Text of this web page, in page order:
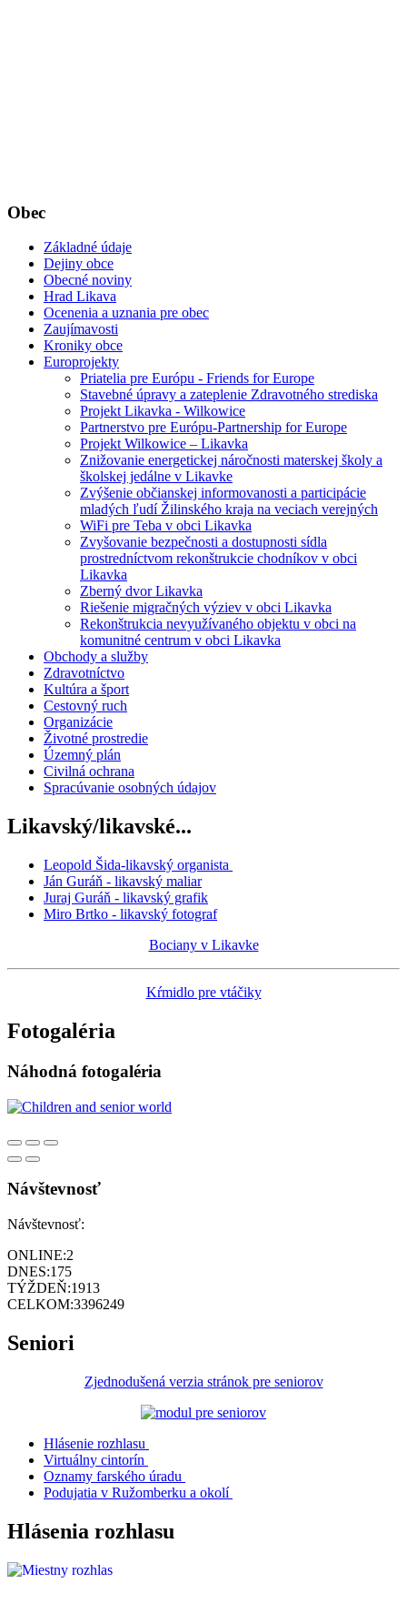
Obec
Základné údaje
Dejiny obce
Obecné noviny
Hrad Likava
Ocenenia a uznania pre obec
Zaujímavosti
Kroniky obce
Europrojekty
Priatelia pre Európu - Friends for Europe
Stavebné úpravy a zateplenie Zdravotného strediska
Projekt Likavka - Wilkowice
Partnerstvo pre Európu-Partnership for Europe
Projekt Wilkowice – Likavka
Znižovanie energetickej náročnosti materskej školy a
školskej jedálne v Likavke
Zvýšenie občianskej informovanosti a participácie
mladých ľudí Žilinského kraja na veciach verejných
WiFi pre Teba v obci Likavka
Zvyšovanie bezpečnosti a dostupnosti sídla
prostredníctvom rekonštrukcie chodníkov v obci
Likavka
Zberný dvor Likavka
Riešenie migračných výziev v obci Likavka
Rekonštrukcia nevyužívaného objektu v obci na
komunitné centrum v obci Likavka
Obchody a služby
Zdravotníctvo
Kultúra a šport
Cestovný ruch
Organizácie
Životné prostredie
Územný plán
Civilná ochrana
Spracúvanie osobných údajov
Likavský/likavské...
Leopold Šida-likavský organista
Ján Guráň - likavský maliar
Juraj Guráň - likavský grafik
Miro Brtko - likavský fotograf
Bociany v Likavke
Kŕmidlo pre vtáčiky
Fotogaléria
Náhodná fotogaléria
Návštevnosť
Návštevnosť:
ONLINE:2
DNES:175
TÝŽDEŇ:1913
CELKOM:3396249
Seniori
Zjednodušená verzia stránok pre seniorov
Hlásenie rozhlasu
Virtuálny cintorín
Oznamy farského úradu
Podujatia v Ružomberku a okolí
Hlásenia rozhlasu